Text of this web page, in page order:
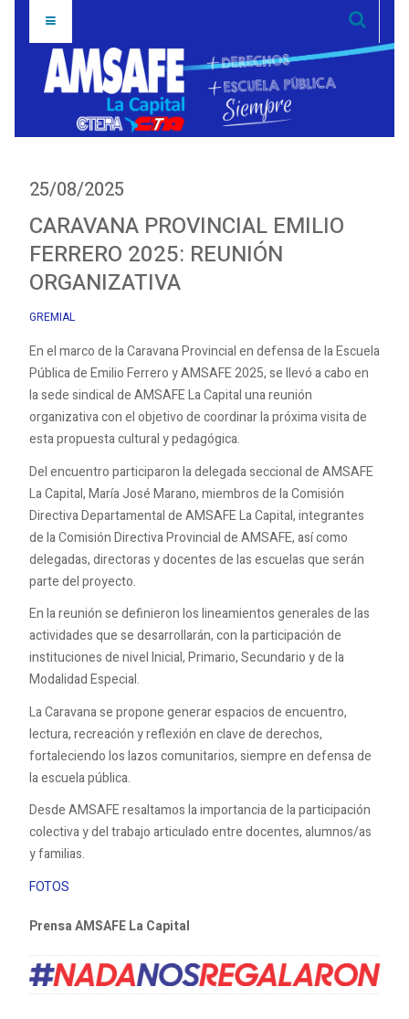
25/08/2025
CARAVANA PROVINCIAL EMILIO
FERRERO 2025: REUNIÓN
ORGANIZATIVA
GREMIAL
En el marco de la Caravana Provincial en defensa de la Escuela
Pública de Emilio Ferrero y AMSAFE 2025, se llevó a cabo en
la sede sindical de AMSAFE La Capital una reunión
organizativa con el objetivo de coordinar la próxima visita de
esta propuesta cultural y pedagógica.
Del encuentro participaron la delegada seccional de AMSAFE
La Capital, María José Marano, miembros de la Comisión
Directiva Departamental de AMSAFE La Capital, integrantes
de la Comisión Directiva Provincial de AMSAFE, así como
delegadas, directoras y docentes de las escuelas que serán
parte del proyecto.
En la reunión se definieron los lineamientos generales de las
actividades que se desarrollarán, con la participación de
instituciones de nivel Inicial, Primario, Secundario y de la
Modalidad Especial.
La Caravana se propone generar espacios de encuentro,
lectura, recreación y reflexión en clave de derechos,
fortaleciendo los lazos comunitarios, siempre en defensa de
la escuela pública.
Desde AMSAFE resaltamos la importancia de la participación
colectiva y del trabajo articulado entre docentes, alumnos/as
y familias.
FOTOS
Prensa AMSAFE La Capital